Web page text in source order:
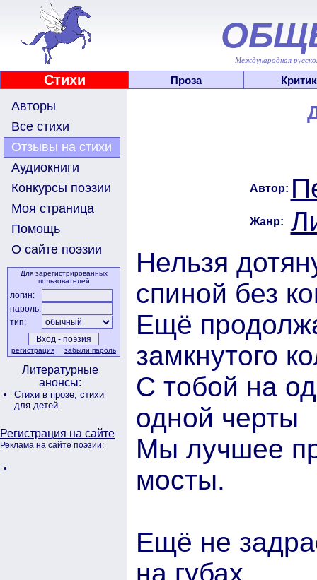
Международная
Стихи Проза
Авторы
Все стихи
Отзывы на стихи
Аудиокниги
Конкурсы поэзии
Моя страница
Помощь
О сайте поэзии
Для зарегистрированных
пользователей
логин:
пароль:
тип:
регистрация забыли пароль
Литературные
анонсы:
Стихи в прозе, стихи
для детей.
Регистрация на сайте
Реклама на сайте поэзии:
Автор:
Жанр:
Нельзя
спиной без
Ещё
замкнутого
С тобой на
одной черты
Мы лучшее
мосты.
Ещё не
на губах